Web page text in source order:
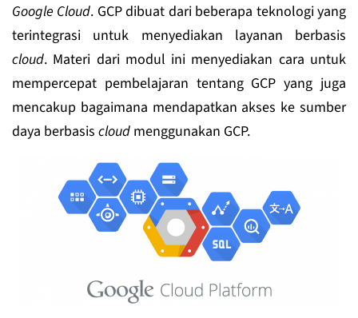
Google Cloud. GCP dibuat dari beberapa teknologi yang
terintegrasi untuk menyediakan layanan berbasis
cloud. Materi dari modul ini menyediakan cara untuk
mempercepat pembelajaran tentang GCP yang juga
mencakup bagaimana mendapatkan akses ke sumber
daya berbasis cloud menggunakan GCP.